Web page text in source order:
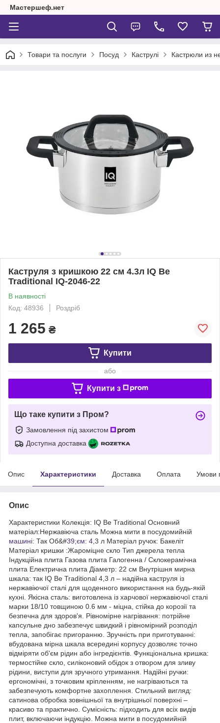
Мастершеф.нет
Товари та послуги Посуд Каструлі Кастрюли из
Каструля з кришкою 22 см 4.3л IQ Be
Traditional IQ-2046-22
В наявності
Код: 48936
Роздріб
1 265 ₴
Купити
або
Купити з
Що таке купити з Пром?
Замовлення під захистом
Доступна доставка
Опис Характеристики Доставка Оплата Умови
Опис
Характеристики Колекція: IQ Be Traditional Основний
матеріал:Нержавіюча сталь Можна мити в посудомийній
машині: Так Об&#39;єм: 4 ,3 л Матеріал ручок: Бакеліт
Матеріал кришки :Жароміцне скло Тип джерела тепла
Індукційна плита Газова плита Галогенна / Склокерамічна
плита Електрична плита Діаметр: 22 см Внутрішня мирна
шкала: так IQ Be Traditional 4,3 л – надійна каструля із
нержавіючої сталі для щоденного використання на будь-якій
кухні. Якісна сталь: виготовлена ​​із харчової нержавіючої сталі
марки 18/10 товщиною 0.6 мм - міцна, стійка до корозії та
безпечна для здоров'я. Рівномірне нагрівання: потрійне
капсульне дно забезпечує швидкий і рівномірний розподіл
тепла, запобігає пригоранню. Зручність при приготуванні:
вбудована мірна шкала всередині корпусу дозволяє точно
відміряти об'єм рідин або інгредієнтів. Функціональна кришка:
термостійке скло, силіконовий обідок з отвором для зливу
рідини, виступи для зручного утримання. Надійні ручки:
ергономічні, з точковим кріпленням, не нагріваються та
забезпечують комфортне захоплення. Стильний вигляд:
сатинова обробка зовнішньої та внутрішньої поверхні –
красиво та практично. Сумісність: підходить для всіх видів
плит, включаючи індукцію. Можна мити в посудомийній